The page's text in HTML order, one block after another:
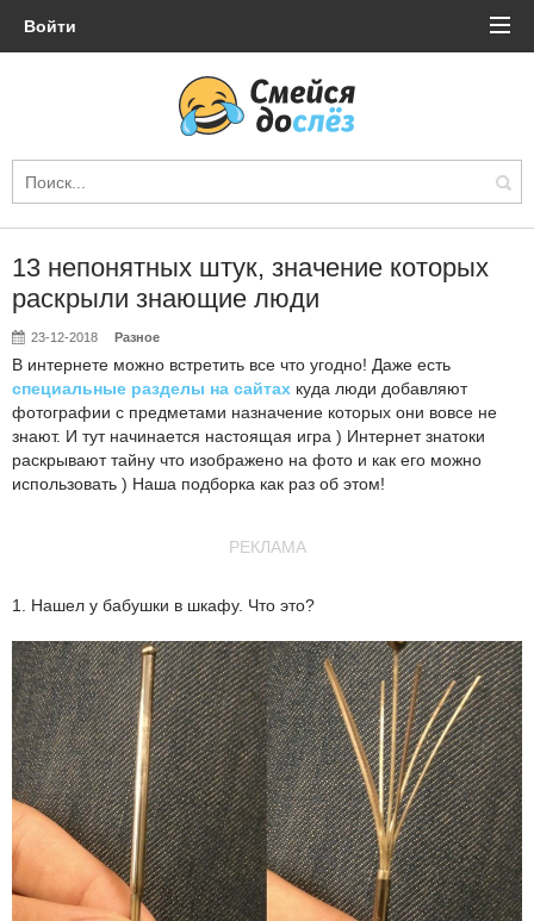
Войти
13 непонятных штук, значение которых
раскрыли знающие люди
23-12-2018 Разное
В интернете можно встретить все что угодно! Даже есть
специальные разделы на сайтах куда люди добавляют
фотографии с предметами назначение которых они вовсе не
знают. И тут начинается настоящая игра ) Интернет знатоки
раскрывают тайну что изображено на фото и как его можно
использовать ) Наша подборка как раз об этом!
РЕКЛАМА
1. Нашел у бабушки в шкафу. Что это?